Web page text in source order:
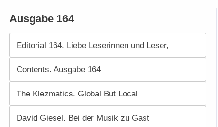
Ausgabe 164
Editorial 164. Liebe Leserinnen und Leser,
Contents. Ausgabe 164
The Klezmatics. Global But Local
David Giesel. Bei der Musik zu Gast